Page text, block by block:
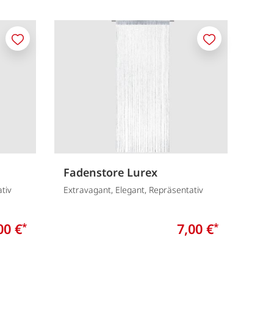
€*
Merken
Fadenstore Lurex
Extravagant, Elegant, Repräsentativ
7,00 €*
Merken